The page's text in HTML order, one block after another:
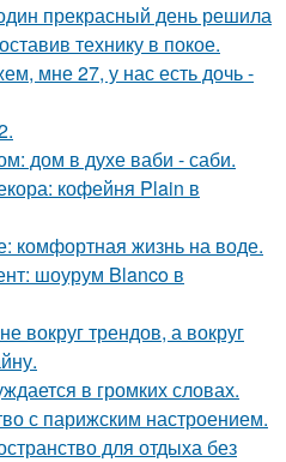
прекрасный день решила
технику в покое.
мне 27, у нас есть дочь -
дом в духе ваби - саби.
кофейня Plain в
комфортная жизнь на воде.
шоурум Blanco в
вокруг трендов, а вокруг
в громких словах.
с парижским настроением.
для отдыха без